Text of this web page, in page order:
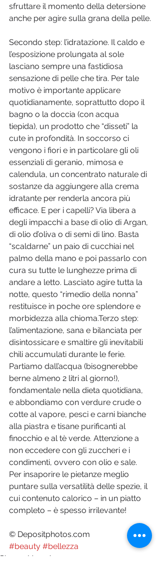
sfruttare il momento della detersione
anche per agire sulla grana della pelle.
Secondo step: l’idratazione. Il caldo e
l’esposizione prolungata al sole
lasciano sempre una fastidiosa
sensazione di pelle che tira. Per tale
motivo è importante applicare
quotidianamente, soprattutto dopo il
bagno o la doccia (con acqua
tiepida), un prodotto che “disseti” la
cute in profondità. In soccorso ci
vengono i fiori e in particolare gli oli
essenziali di geranio, mimosa e
calendula, un concentrato naturale di
sostanze da aggiungere alla crema
idratante per renderla ancora più
efficace. E per i capelli? Via libera a
degli impacchi a base di olio di Argan,
di olio d’oliva o di semi di lino. Basta
“scaldarne” un paio di cucchiai nel
palmo della mano e poi passarlo con
cura su tutte le lunghezze prima di
andare a letto. Lasciato agire tutta la
notte, questo “rimedio della nonna”
restituisce in poche ore splendore e
morbidezza alla chioma.Terzo step:
l’alimentazione, sana e bilanciata per
disintossicare e smaltire gli inevitabili
chili accumulati durante le ferie.
Partiamo dall’acqua (bisognerebbe
berne almeno 2 litri al giorno!),
fondamentale nella dieta quotidiana,
e abbondiamo con verdure crude o
cotte al vapore, pesci e carni bianche
alla piastra e tisane purificanti al
finocchio e al tè verde. Attenzione a
non eccedere con gli zuccheri e i
condimenti, ovvero con olio e sale.
Per insaporire le pietanze meglio
puntare sulla versatilità delle spezie, il
cui contenuto calorico – in un piatto
completo – è spesso irrilevante!
© Depositphotos.com
#beauty #bellezza
Pharma Magazine